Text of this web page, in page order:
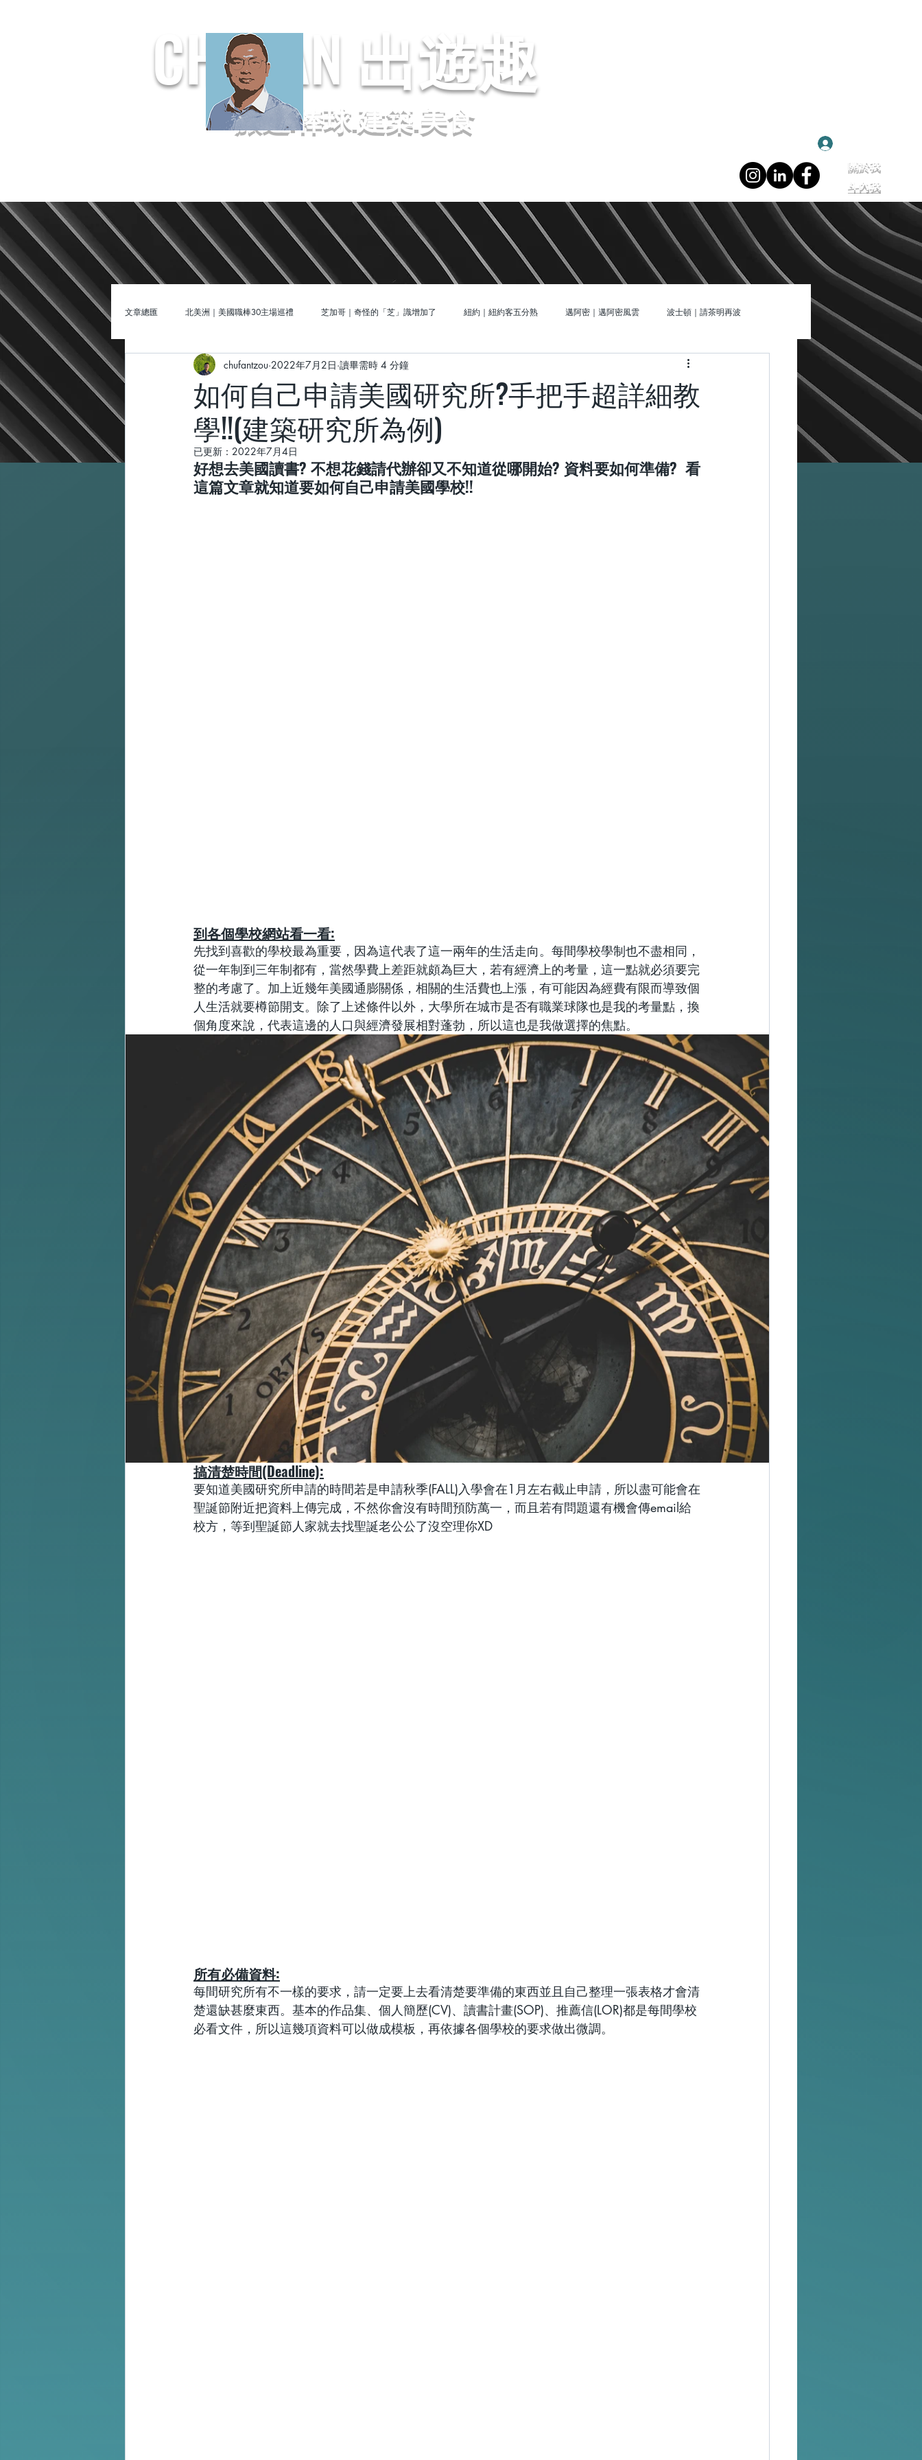
CHUFAN 出遊趣
旅遊.棒球.建築.美食
關於我
斗內我
文章總匯 北美洲｜美國職棒30主場巡禮 芝加哥｜奇怪的「芝」識增加了 紐約｜紐約客五分熟 邁阿密｜邁阿密風雲 波士頓｜請茶明再波
北美洲｜美國棒球場巡禮 聖路易｜前進大西部門戶的「密密」
墨西哥｜「墨」然回首Amigo 歐洲｜義大利 About CHUFAN
如何自己申請美國研究所?手把手超詳細教
學!!(建築研究所為例)
chufantzou 2022年7月2日 讀畢需時 4 分鐘
已更新： 2022年7月4日
好想去美國讀書? 不想花錢請代辦卻又不知道從哪開始? 資料要如何準備?  看
這篇文章就知道要如何自己申請美國學校!!
到各個學校網站看一看:
先找到喜歡的學校最為重要，因為這代表了這一兩年的生活走向。每間學校學制也不盡相同，
從一年制到三年制都有，當然學費上差距就頗為巨大，若有經濟上的考量，這一點就必須要完
整的考慮了。加上近幾年美國通膨關係，相關的生活費也上漲，有可能因為經費有限而導致個
人生活就要樽節開支。除了上述條件以外，大學所在城市是否有職業球隊也是我的考量點，換
個角度來說，代表這邊的人口與經濟發展相對蓬勃，所以這也是我做選擇的焦點。
搞清楚時間(Deadline):
要知道美國研究所申請的時間若是申請秋季(FALL)入學會在1月左右截止申請，所以盡可能會在
聖誕節附近把資料上傳完成，不然你會沒有時間預防萬一，而且若有問題還有機會傳email給
校方，等到聖誕節人家就去找聖誕老公公了沒空理你XD
所有必備資料:
每間研究所有不一樣的要求，請一定要上去看清楚要準備的東西並且自己整理一張表格才會清
楚還缺甚麼東西。基本的作品集、個人簡歷(CV)、讀書計畫(SOP)、推薦信(LOR)都是每間學校
必看文件，所以這幾項資料可以做成模板，再依據各個學校的要求做出微調。